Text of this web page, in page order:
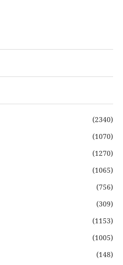
(2340)
(1070)
(1270)
(1065)
(756)
(309)
(1153)
(1005)
(148)